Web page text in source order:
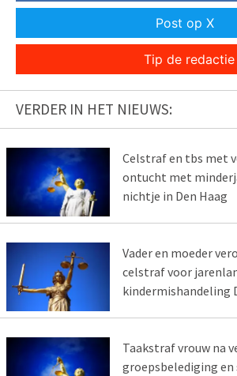
Post op X
Tip de redactie
VERDER IN HET NIEUWS:
Celstraf en tbs met
ontucht met
nichtje in Den Haag
Vader en moeder
celstraf voor
kindermishandeling
Taakstraf vrouw na
groepsbelediging en